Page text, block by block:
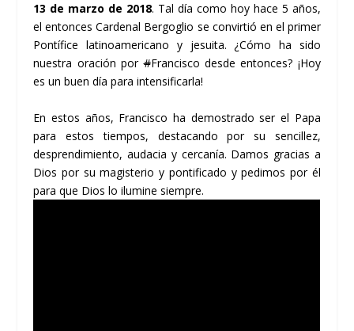
13 de marzo de 2018. Tal día como hoy hace 5 años,
el entonces Cardenal Bergoglio se convirtió en el primer
Pontífice latinoamericano y jesuita. ¿Cómo ha sido
nuestra oración por#Francisco desde entonces? ¡Hoy
es un buen día para intensificarla!
En estos años, Francisco ha demostrado ser el Papa
para estos tiempos, destacando por su sencillez,
desprendimiento, audacia y cercanía. Damos gracias a
Dios por su magisterio y pontificado y pedimos por él
para que Dios lo ilumine siempre.